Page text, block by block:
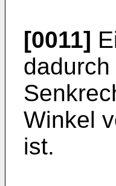
[0011]
Winkel
ist.